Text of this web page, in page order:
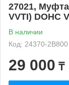
27021,
VVTI) DOHC
В наличии
Код: 24370-
29 000 ₸